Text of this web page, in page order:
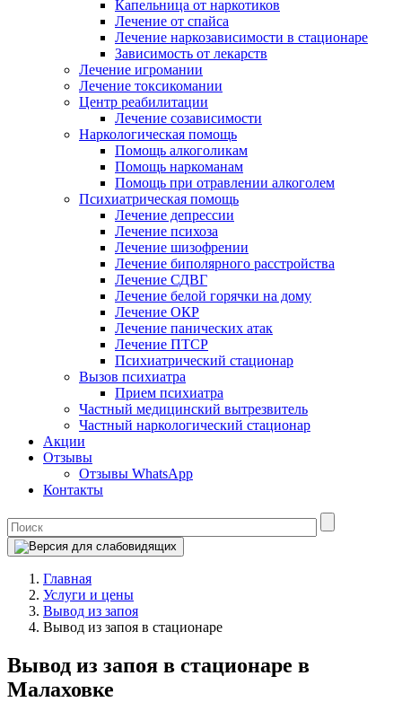
Капельница от наркотиков
Лечение от спайса
Лечение наркозависимости в стационаре
Зависимость от лекарств
Лечение игромании
Лечение токсикомании
Центр реабилитации
Лечение созависимости
Наркологическая помощь
Помощь алкоголикам
Помощь наркоманам
Помощь при отравлении алкоголем
Психиатрическая помощь
Лечение депрессии
Лечение психоза
Лечение шизофрении
Лечение биполярного расстройства
Лечение СДВГ
Лечение белой горячки на дому
Лечение ОКР
Лечение панических атак
Лечение ПТСР
Психиатрический стационар
Вызов психиатра
Прием психиатра
Частный медицинский вытрезвитель
Частный наркологический стационар
Акции
Отзывы
Отзывы WhatsApp
Контакты
Главная
Услуги и цены
Вывод из запоя
Вывод из запоя в стационаре
Вывод из запоя в стационаре в
Малаховке